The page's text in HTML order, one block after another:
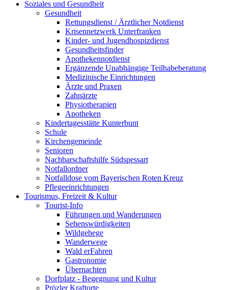
Soziales und Gesundheit
Gesundheit
Rettungsdienst / Ärztlicher Notdienst
Krisennetzwerk Unterfranken
Kinder- und Jugendhospizdienst
Gesundheitsfinder
Apothekennotdienst
Ergänzende Unabhängige Teilhabeberatung
Medizinische Einrichtungen
Ärzte und Praxen
Zahnärzte
Physiotherapien
Apotheken
Kindertagesstätte Kunterbunt
Schule
Kirchengemeinde
Senioren
Nachbarschaftshilfe Südspessart
Notfallordner
Notfalldose vom Bayerischen Roten Kreuz
Pflegeeinrichtungen
Tourismus, Freizeit & Kultur
Tourist-Info
Führungen und Wanderungen
Sehenswürdigkeiten
Wildgehege
Wanderwege
Wald erFahren
Gastronomie
Übernachten
Dorfplatz - Begegnung und Kultur
Prözler Kraftorte